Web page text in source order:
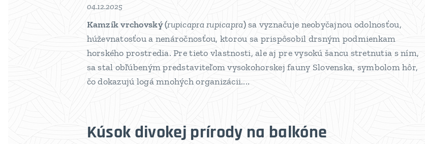
04.12.2025
Kamzík vrchovský (rupicapra rupicapra)sa vyznačuje neobyčajnou odolnosťou,
húževnatosťou a nenáročnosťou, ktorou sa prispôsobil drsným podmienkam
horského prostredia. Pre tieto vlastnosti, ale aj pre vysokú šancu stretnutia s ním,
sa stal obľúbeným predstaviteľom vysokohorskej fauny Slovenska, symbolom hôr,
čo dokazujú logá mnohých organizácii....
Kúsok divokej prírody na balkóne